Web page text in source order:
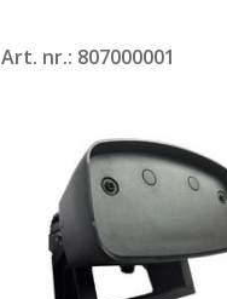
Art. nr.: 807000001